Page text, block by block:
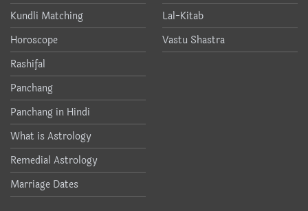
Kundli Matching
Horoscope
Rashifal
Panchang
Panchang in Hindi
What is Astrology
Remedial Astrology
Marriage Dates
Lal-Kitab
Vastu Shastra